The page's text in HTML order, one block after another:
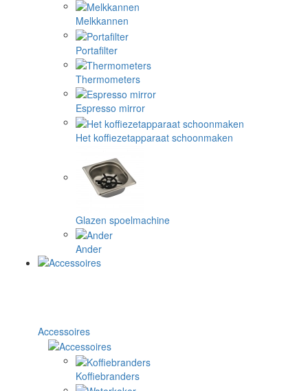
Melkkannen
Portafilter
Thermometers
Espresso mirror
Het koffiezetapparaat schoonmaken
Glazen spoelmachine
Ander
Accessoires
Koffiebranders